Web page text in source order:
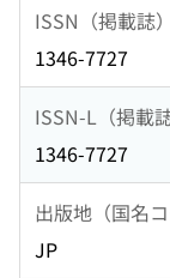
ISSN（掲載誌）
1346-7727
ISSN-L（掲載誌
1346-7727
出版地（国名コ
JP